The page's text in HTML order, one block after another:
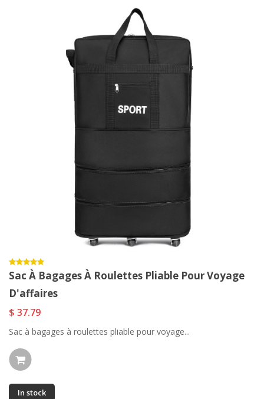
Sac À Bagages À Roulettes Pliable Pour Voyage
D'affaires
$ 37.79
Sac à bagages à roulettes pliable pour voyage...
In stock